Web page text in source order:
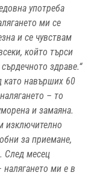
употреба
ми се
и се чувствам
който търси
здраве.“
като навърших 60
– то
и замаяна.
изключително
за приемане,
След месец
налягането ми е в